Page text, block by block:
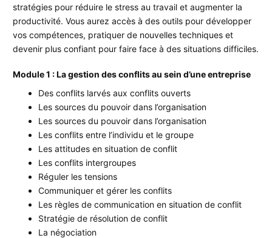
stratégies pour réduire le stress au travail et augmenter la
productivité. Vous aurez accès à des outils pour développer
vos compétences, pratiquer de nouvelles techniques et
devenir plus confiant pour faire face à des situations difficiles.
Module 1 : La gestion des conflits au sein d’une entreprise
Des conflits larvés aux conflits ouverts
Les sources du pouvoir dans l’organisation
Les sources du pouvoir dans l’organisation
Les conflits entre l’individu et le groupe
Les attitudes en situation de conflit
Les conflits intergroupes
Réguler les tensions
Communiquer et gérer les conflits
Les règles de communication en situation de conflit
Stratégie de résolution de conflit
La négociation